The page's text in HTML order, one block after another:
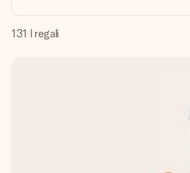
131 I regali